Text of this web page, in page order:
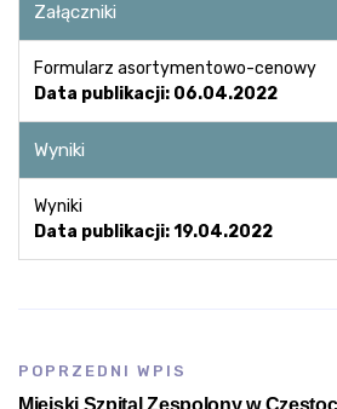
Załączniki
Formularz asortymentowo-cenowy
Data publikacji: 06.04.2022
Wyniki
Wyniki
Data publikacji: 19.04.2022
POPRZEDNI WPIS
Miejski Szpital Zespolony w